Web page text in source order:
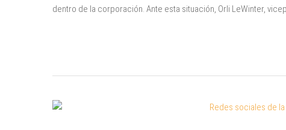
dentro de la corporación. Ante esta situación, Orli LeWinter,